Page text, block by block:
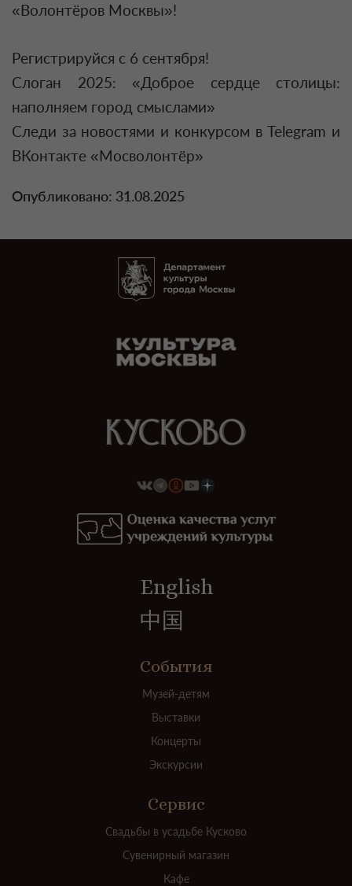
«Волонтёров Москвы»!
Регистрируйся с 6 сентября!
Слоган 2025: «Доброе сердце столицы:
наполняем город смыслами»
Следи за новостями и конкурсом в Telegram и
ВКонтакте «Мосволонтёр»
Опубликовано: 31.08.2025
English
中国
События
Музей-детям
Выставки
Концерты
Экскурсии
Сервис
Свадьбы в усадьбе Кусково
Сувенирный магазин
Кафе